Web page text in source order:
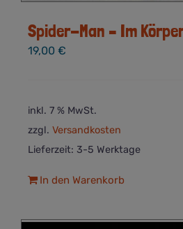
Spider-Man – Im
19,00 €
inkl. 7 % MwSt.
zzgl. Versandkosten
Lieferzeit: 3-5 Werktage
In den Warenkorb